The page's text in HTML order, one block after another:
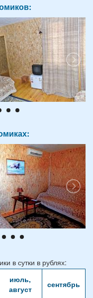
в сутки в рублях:
июль,
август
сентябрь